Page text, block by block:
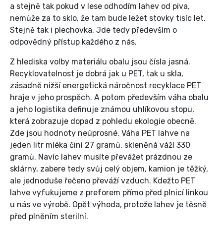
a stejně tak pokud v lese odhodím lahev od piva,
nemůže za to sklo, že tam bude ležet stovky tisíc let.
Stejně tak i plechovka. Jde tedy především o
odpovědný přístup každého z nás.
Z hlediska volby materiálu obalu jsou čísla jasná.
Recyklovatelnost je dobrá jak u PET, tak u skla,
zásadně nižší energetická náročnost recyklace PET
hraje v jeho prospěch. A potom především váha obalu
a jeho logistika definuje známou uhlíkovou stopu,
která zobrazuje dopad z pohledu ekologie obecně.
Zde jsou hodnoty neúprosné. Váha PET lahve na
jeden litr mléka činí 27 gramů, skleněná váží 330
gramů. Navíc lahev musíte převážet prázdnou ze
sklárny, zabere tedy svůj celý objem, kamion je těžký,
ale jednoduše řečeno převáží vzduch. Kdežto PET
lahve vyfukujeme z preforem přímo před plnicí linkou
u nás ve výrobě. Opět výhoda, protože lahev je těsně
před plněním sterilní.